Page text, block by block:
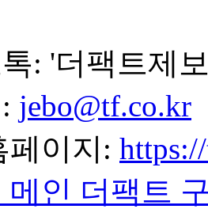
톡: '더팩트제
jebo@tf.co.kr
페이지:
메인 더팩트